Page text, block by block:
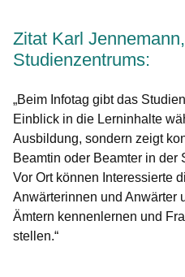
Zitat Karl
Studienzentrums:
„Beim Infotag gibt das
Einblick in die Lerninhalte
Ausbildung, sondern zeigt
Beamtin oder Beamter in der
Vor Ort können Interessierte
Anwärterinnen und Anwärter
Ämtern kennenlernen und
stellen.“